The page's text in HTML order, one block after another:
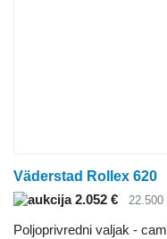
Väderstad Rollex 620
2.052 €
22.500
Poljoprivredni valjak -